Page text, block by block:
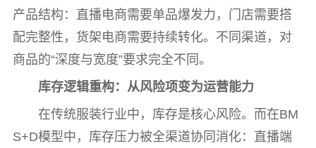
产品结构：直播电商需要单品爆发力，门店需要搭
配完整性，货架电商需要持续转化。不同渠道，对
商品的“深度与宽度”要求完全不同。
库存逻辑重构：从风险项变为运营能力
在传统服装行业中，库存是核心风险。而在BM
S+D模型中，库存压力被全渠道协同消化：直播端